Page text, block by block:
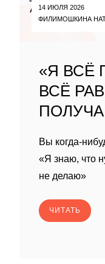
14 ИЮЛЯ 2026
ФИЛИМОШКИНА
«Я ВСЁ
ВСЁ
Вы когда-
«Я знаю, что
не делаю»
ЧИТАТЬ